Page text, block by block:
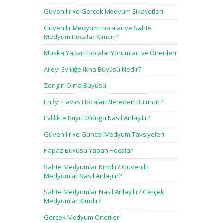
Güvenilir ve Gerçek Medyum Şikayetleri
Güvenilir Medyum Hocalar ve Sahte
Medyum Hocalar Kimdir?
Muska Yapan Hocalar Yorumları ve Önerileri
Aileyi Evliliğe İkna Büyüsü Nedir?
Zengin Olma Büyüsü
En İyi Havas Hocaları Nereden Bulunur?
Evlilikte Büyü Olduğu Nasıl Anlaşılır?
Güvenilir ve Güncel Medyum Tavsiyeleri
Papaz Büyüsü Yapan Hocalar
Sahte Medyumlar Kimdir? Güvenilir
Medyumlar Nasıl Anlaşılır?
Sahte Medyumlar Nasıl Anlaşılır? Gerçek
Medyumlar Kimdir?
Gerçek Medyum Önerileri